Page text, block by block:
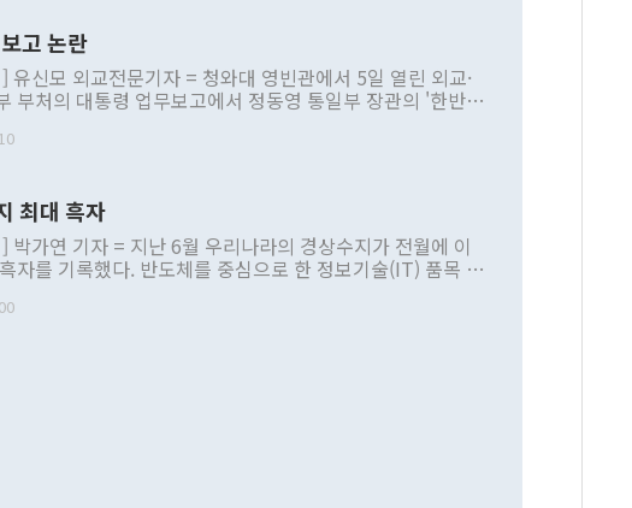
고 논란
유신모 외교전문기자 = 청와대 영빈관에서 5일 열린 외교·
부처의 대통령 업무보고에서 정동영 통일부 장관의 '한반도
부 내 조율을 거치지 않은 사안을 정책으로 추진하겠다고 공
근거한 비현실적 구상'이라는 비판을 내놨다. 그동안 정 장
관련 발언이 물의를 빚은 적은 여러 번 있지만 대통령과 유
공개적으로 부정적 입장을 표명한 것은 이례적이다. 정 장
북 접근법과 월권을 제어해야 한다는 목소리도 높아지고 있
최대 흑자
박가연 기자 = 지난 6월 우리나라의 경상수지가 전월에 이
자를 기록했다. 반도체를 중심으로 한 정보기술(IT) 품목 수
르